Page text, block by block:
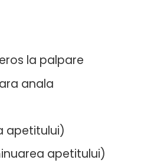
la palpare
anala
apetitului)
apetitului)